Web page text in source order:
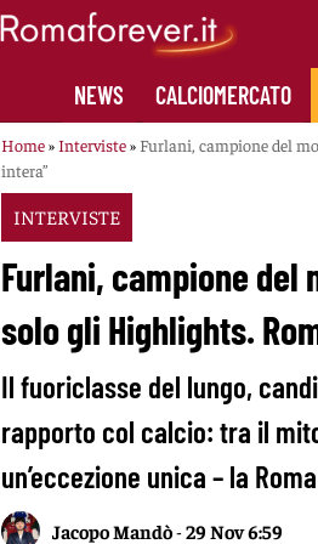
NEWS CALCIOMERCATO
Home»Interviste» Furlani, campione del
intera”
INTERVISTE
Furlani, campione del
solo gli Highlights.
Il fuoriclasse del lungo,
rapporto col calcio: tra il
un’eccezione unica – la Roma
Jacopo Mandò-29 Nov 6:59